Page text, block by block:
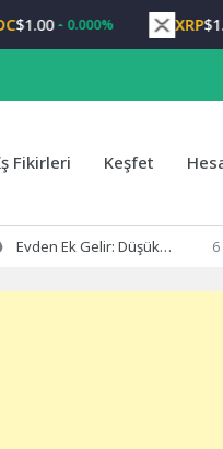
0.000% XRP $1.03
Fikirleri Keşfet
Evden Ek Gelir: Düşük Bütçeyle Başlayan 7 Yöntem